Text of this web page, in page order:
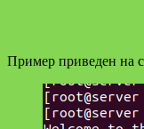
Пример приведен на